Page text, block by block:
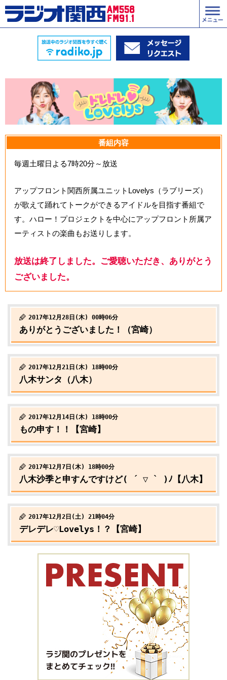
番組内容
毎週土曜日よる7時20分～放送
アップフロント関西所属ユニットLovelys（ラブリーズ）
が歌えて踊れてトークができるアイドルを目指す番組で
す。ハロー！プロジェクトを中心にアップフロント所属ア
ーティストの楽曲もお送りします。
放送は終了しました。ご愛聴いただき、ありがとう
ございました。
2017年12月28日(木) 00時06分
ありがとうございました！（宮崎）
2017年12月21日(木) 18時00分
八木サンタ（八木）
2017年12月14日(木) 18時00分
もの申す！！【宮崎】
2017年12月7日(木) 18時00分
八木沙季と申すんですけど( ´ ▽ ` )ﾉ【八木】
2017年12月2日(土) 21時04分
デレデレ♡Lovelys！？【宮崎】